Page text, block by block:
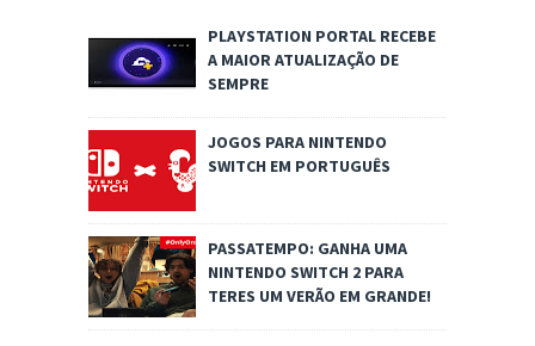
PLAYSTATION PORTAL RECEBE
A MAIOR ATUALIZAÇÃO DE
SEMPRE
JOGOS PARA NINTENDO
SWITCH EM PORTUGUÊS
PASSATEMPO: GANHA UMA
NINTENDO SWITCH 2 PARA
TERES UM VERÃO EM GRANDE!